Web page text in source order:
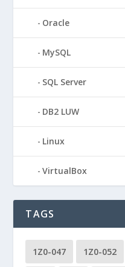
Oracle
MySQL
SQL Server
DB2 LUW
Linux
VirtualBox
TAGS
1Z0-047 1Z0-052